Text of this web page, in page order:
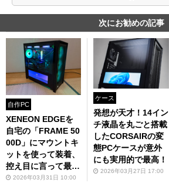
次にお勧めの記事
自作PC
XENEON EDGEを
自宅の「FRAME 50
00D」にマウントキ
ットを使って装着、
控え目に言って最高
だぜ2026年03月31日 10:00
ケース
発想が天才！14イン
チ液晶を丸ごと搭載
したCORSAIRの変
態PCケースが意外
にも実用的で最高！
2026年03月27日 17:00